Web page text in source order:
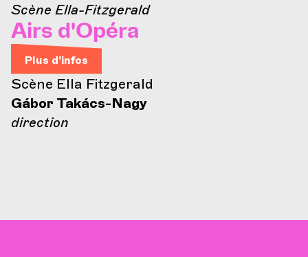
Scène Ella-Fitzgerald
Airs d'Opéra
Plus d'infos
Scène Ella Fitzgerald
Gábor Takács-Nagy
direction